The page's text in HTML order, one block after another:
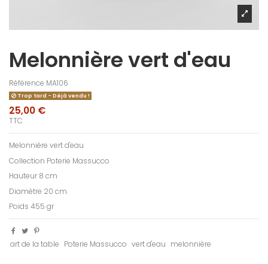
Melonnière vert d'eau
Référence MA106
Trop tard - Déjà vendu !
25,00 €
TTC
Melonnière vert d'eau
Collection Poterie Massucco
Hauteur 8 cm
Diamètre 20 cm
Poids 455 gr
art de la table Poterie Massucco vert d'eau melonnière